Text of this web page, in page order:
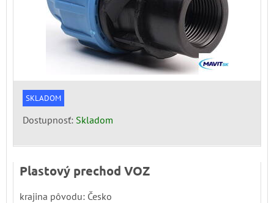
SKLADOM
Dostupnosť: Skladom
Plastový prechod VOZ
krajina pôvodu: Česko